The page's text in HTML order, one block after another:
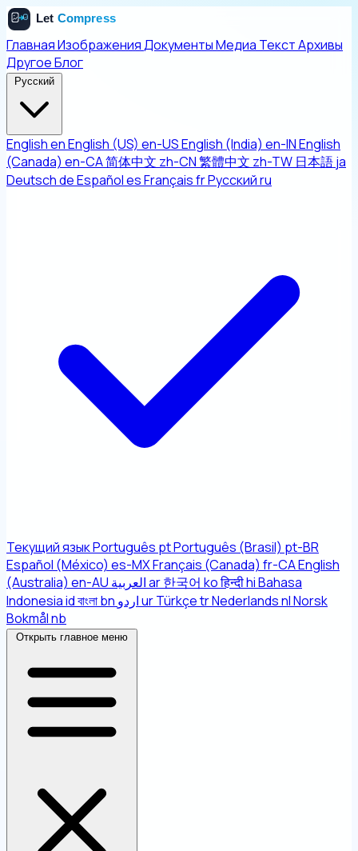
ГлавнаяИзображенияДокументыМедиа ТекстАрхивы
ДругоеБлог
Русский
EnglishenEnglish (US) en-USEnglish (India) en-INEnglish
(Canada) en-CA简体中文 zh-CN繁體中文 zh-TW 日本語ja
DeutschdeEspañolesFrançaisfrРусскийru
Текущий языкPortuguês ptPortuguês (Brasil) pt-BR
Español (México) es-MXFrançais (Canada) fr-CAEnglish
(Australia) en-AU العربيةar한국어 koहिन्दीhiBahasa
Indonesiaidবাংলাbn اردوurTürkçetrNederlandsnlNorsk
Bokmålnb
Открыть главное меню